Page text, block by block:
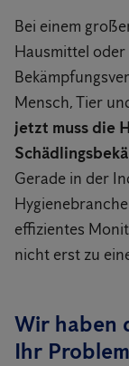
Bei einem
Hausmittel oder
Mensch, Tier
jetzt muss die
Gerade in der
effizientes
nicht erst zu
Wir haben
Ihr Problem